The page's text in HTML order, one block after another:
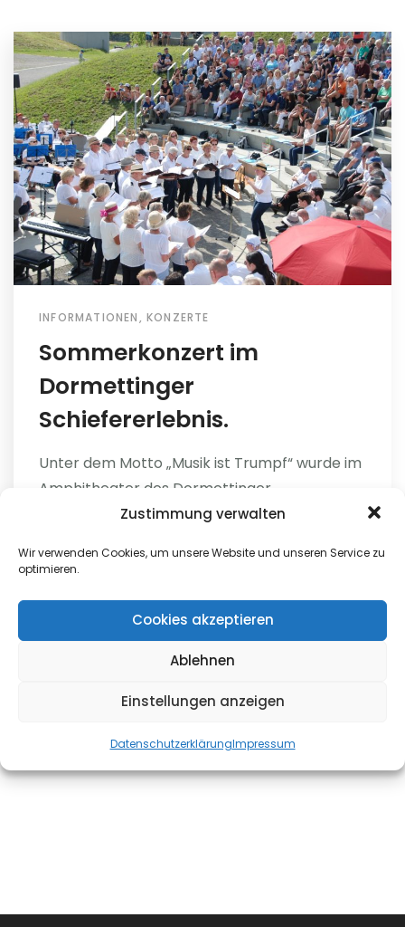
Zustimmung verwalten
Wir verwenden Cookies, um unsere Website und unseren Service zu
optimieren.
Cookies akzeptieren
Ablehnen
Einstellungen anzeigen
DatenschutzerklärungImpressum
INFORMATIONEN,KONZERTE
Sommerkonzert im
Dormettinger
Schiefererlebnis.
Unter dem Motto „Musik ist Trumpf“ wurde im
Amphitheater des Dormettinger
Schiefererlebnis am 08. Juli 2018 ein herrliches
Amphitheater erklangen alt bekannte
weiterlesen